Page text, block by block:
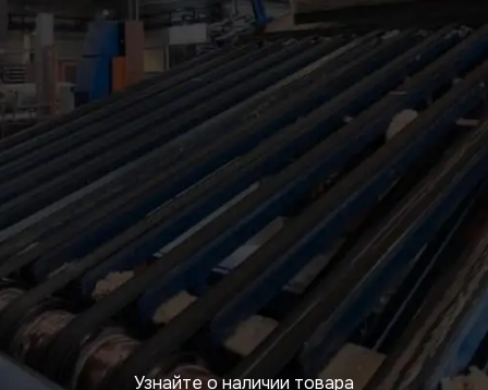
Узнайте о наличии товара